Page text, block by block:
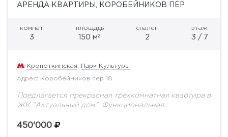
АРЕНДА КВАРТИРЫ, КОРОБЕЙНИКОВ ПЕР
комнат
3
площадь
150 м2
спален
2
этаж
3 / 7
Кропоткинская, Парк Культуры
Адрес: Коробейников пер 18
Предлагается прекрасная трехкомнатная квартира в
ЖК "Актуальный дом". Функциональная
кабинета, кухня, две спальни, одна из которых с
450'000